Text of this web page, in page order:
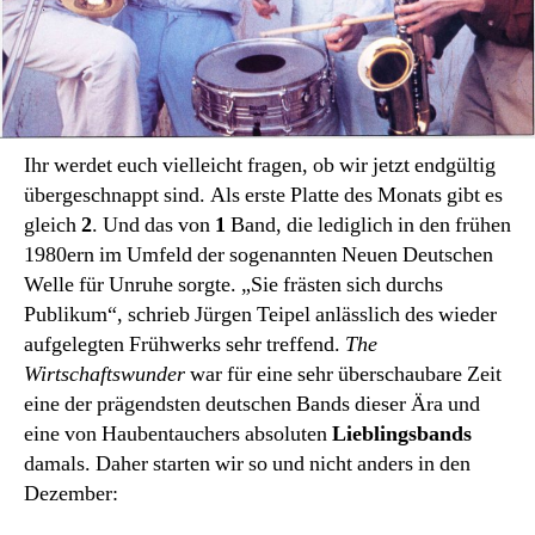
Ihr werdet euch vielleicht fragen, ob wir jetzt endgültig
übergeschnappt sind. Als erste Platte des Monats gibt es
gleich2. Und das von 1 Band, die lediglich in den frühen
1980ern im Umfeld der sogenannten Neuen Deutschen
Welle für Unruhe sorgte. „Sie frästen sich durchs
Publikum“, schrieb Jürgen Teipel anlässlich des wieder
aufgelegten Frühwerks sehr treffend. The
Wirtschaftswunderwar für eine sehr überschaubare Zeit
eine der prägendsten deutschen Bands dieser Ära und
eine von Haubentauchers absolutenLieblingsbands
damals. Daher starten wir so und nicht anders in den
Dezember: